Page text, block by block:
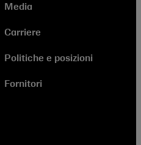
Media
Carriere
Politiche e posizioni
Fornitori